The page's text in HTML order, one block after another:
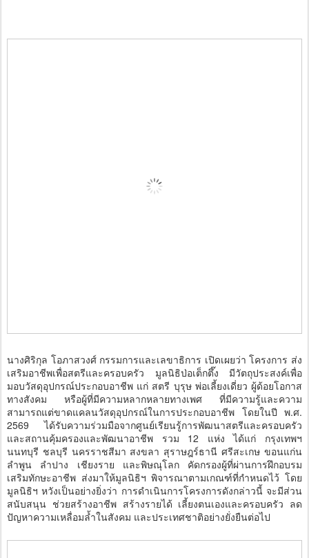
นางศิริกุล โอภาสวงศ์ กรรมการและเลขาธิการ เปิดเผยว่า โครงการ ส่ง
เสริมอาชีพเพื่อสตรีและครอบครัว มูลนิธิป่อเต็กตึ๊ง มีวัตถุประสงค์เพื่อ
มอบวัสดุอุปกรณ์ประกอบอาชีพ แก่ สตรี บุรุษ พ่อเลี้ยงเดี่ยว ผู้ด้อยโอกาส
ทางสังคม หรือผู้ที่มีความหลากหลายทางเพศ ที่มีความรู้และความ
สามารถแต่ขาดแคลนวัสดุอุปกรณ์ในการประกอบอาชีพ โดยในปี พ.ศ.
2569 ได้รับความร่วมมือจากศูนย์เรียนรู้การพัฒนาสตรีและครอบครัว
และสถานคุ้มครองและพัฒนาอาชีพ รวม 12 แห่ง ได้แก่ กรุงเทพฯ
นนทบุรี ชลบุรี นครราชสีมา สงขลา สุราษฎร์ธานี ศรีสะเกษ ขอนแก่น
ลำพูน ลำปาง เชียงราย และพิษณุโลก คัดกรองผู้ที่ผ่านการฝึกอบรม
เสริมทักษะอาชีพ ส่งมาให้มูลนิธิฯ พิจารณาตามเกณฑ์ที่กำหนดไว้ โดย
มูลนิธิฯ หวังเป็นอย่างยิ่งว่า การดำเนินการโครงการดังกล่าวนี้ จะมีส่วน
สนับสนุน ช่วยสร้างอาชีพ สร้างรายได้ เลี้ยงตนเองและครอบครัว ลด
ปัญหาความเหลื่อมล้ำในสังคม และประเทศชาติอย่างยั่งยืนต่อไป